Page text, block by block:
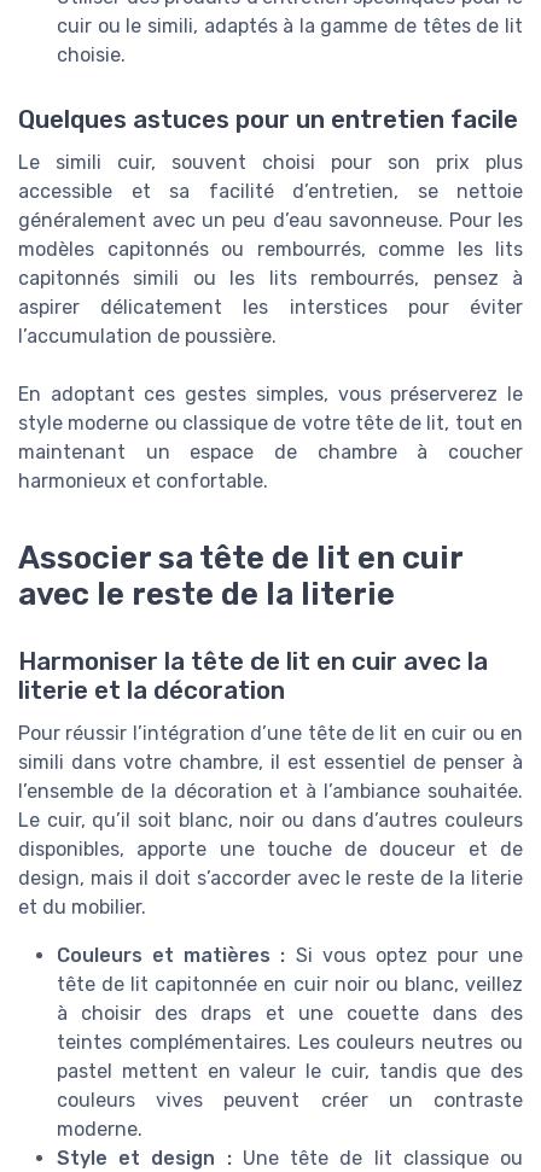
cuir ou le simili, adaptés à la gamme de têtes de lit
choisie.
Quelques astuces pour un entretien facile
Le simili cuir, souvent choisi pour son prix plus
accessible et sa facilité d’entretien, se nettoie
généralement avec un peu d’eau savonneuse. Pour les
modèles capitonnés ou rembourrés, comme les lits
capitonnés simili ou les lits rembourrés, pensez à
aspirer délicatement les interstices pour éviter
l’accumulation de poussière.
En adoptant ces gestes simples, vous préserverez le
style moderne ou classique de votre tête de lit, tout en
maintenant un espace de chambre à coucher
harmonieux et confortable.
Associer sa tête de lit en cuir
avec le reste de la literie
Harmoniser la tête de lit en cuir avec la
literie et la décoration
Pour réussir l’intégration d’une tête de lit en cuir ou en
simili dans votre chambre, il est essentiel de penser à
l’ensemble de la décoration et à l’ambiance souhaitée.
Le cuir, qu’il soit blanc, noir ou dans d’autres couleurs
disponibles, apporte une touche de douceur et de
design, mais il doit s’accorder avec le reste de la literie
et du mobilier.
Couleurs et matières : Si vous optez pour une
tête de lit capitonnée en cuir noir ou blanc, veillez
à choisir des draps et une couette dans des
teintes complémentaires. Les couleurs neutres ou
pastel mettent en valeur le cuir, tandis que des
couleurs vives peuvent créer un contraste
moderne.
Style et design :Une tête de lit classique ou